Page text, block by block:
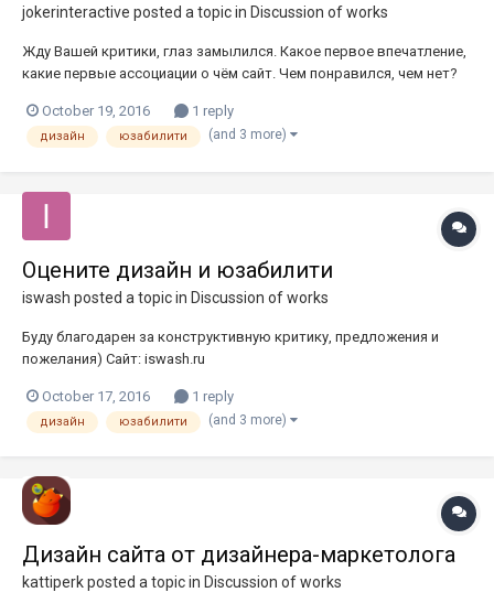
jokerinteractive posted a topic in Discussion of works
Жду Вашей критики, глаз замылился. Какое первое впечатление,
какие первые ассоциации о чём сайт. Чем понравился, чем нет?
хочукрутойсайт.рф
October 19, 2016 1 reply
дизайн юзабилити (and 3 more)
Оцените дизайн и юзабилити
iswash posted a topic in Discussion of works
Буду благодарен за конструктивную критику, предложения и
пожелания) Сайт: iswash.ru
October 17, 2016 1 reply
дизайн юзабилити (and 3 more)
Дизайн сайта от дизайнера-маркетолога
kattiperkposted a topic in Discussion of works